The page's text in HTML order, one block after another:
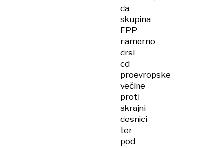
da
skupina
EPP
namerno
drsi
od
proevropske
večine
proti
skrajni
desnici
ter
pod